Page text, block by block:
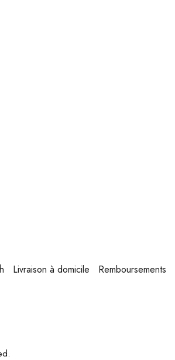
Livraison à domicile Remboursements